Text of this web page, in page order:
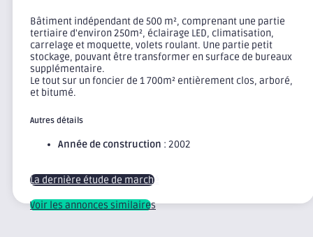
Bâtiment indépendant de 500 m², comprenant une partie
tertiaire d'environ 250m², éclairage LED, climatisation,
carrelage et moquette, volets roulant. Une partie petit
stockage, pouvant être transformer en surface de bureaux
supplémentaire.
Le tout sur un foncier de 1 700m² entièrement clos, arboré,
et bitumé.
Autres détails
Année de construction : 2002
La dernière étude de marché
Voir les annonces similaires